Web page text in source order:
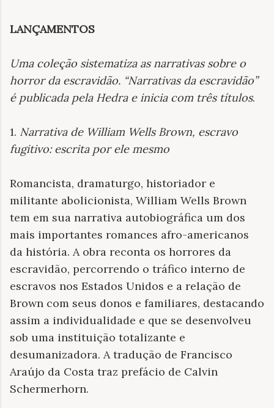
LANÇAMENTOS
Uma coleção sistematiza as narrativas sobre o
horror da escravidão. “Narrativas da escravidão”
é publicada pela Hedra e inicia com três títulos.
1. Narrativa de William Wells Brown, escravo
fugitivo: escrita por ele mesmo
Romancista, dramaturgo, historiador e
militante abolicionista, William Wells Brown
tem em sua narrativa autobiográfica um dos
mais importantes romances afro-americanos
da história. A obra reconta os horrores da
escravidão, percorrendo o tráfico interno de
escravos nos Estados Unidos e a relação de
Brown com seus donos e familiares, destacando
assim a individualidade e que se desenvolveu
sob uma instituição totalizante e
desumanizadora. A tradução de Francisco
Araújo da Costa traz prefácio de Calvin
Schermerhorn.